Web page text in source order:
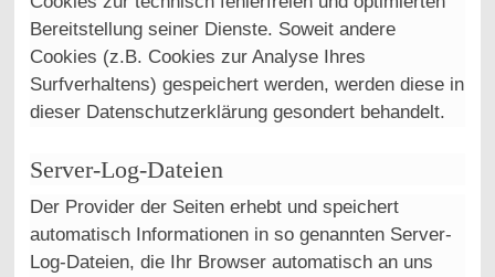
Bereitstellung seiner Dienste. Soweit andere
Cookies (z.B. Cookies zur Analyse Ihres
Surfverhaltens) gespeichert werden, werden diese in
dieser Datenschutzerklärung gesondert behandelt.
Server-Log-Dateien
Der Provider der Seiten erhebt und speichert
automatisch Informationen in so genannten Server-
Log-Dateien, die Ihr Browser automatisch an uns